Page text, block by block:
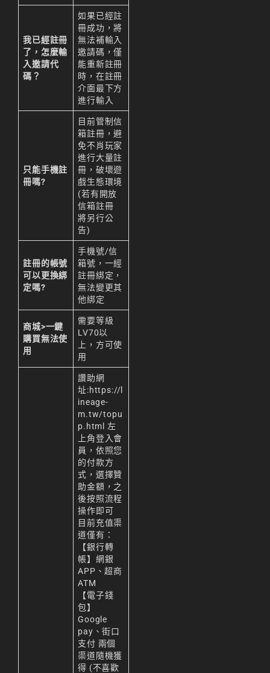
我已經註冊
了，怎麼輸
入邀請代
碼？
如果已經註
冊成功，將
無法補輸入
邀請碼，僅
能重新註冊
時，在註冊
介面最下方
進行輸入
只能手機註
冊嗎?
目前管制信
箱註冊，避
免不肖玩家
進行大量註
冊，破壞遊
戲生態環境
(若有開放
信箱註冊
將另行公
告)
註冊的帳號
可以更換綁
定嗎?
手機號/信
箱號，一經
註冊綁定，
無法變更其
他綁定
商城>一鍵
購買無法使
用
需要等級
LV70以
上，方可使
用
讚助網
址:https://l
ineage-
m.tw/topu
p.html
左
上角登入會
員，依照您
的付款方
式，選擇贊
助金額，之
後按照流程
操作即可
目前充值渠
道僅有：
【銀行轉
帳】網銀
APP、超商
ATM
【電子錢
包】
Google
pay、街口
支付 兩個
渠道隨機獲
得 (不喜歡